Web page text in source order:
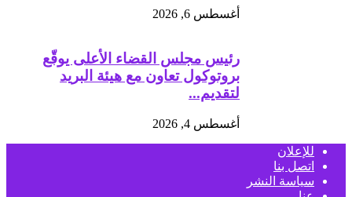
أغسطس 6, 2026
رئيس مجلس القضاء الأعلى يوقّع
بروتوكول تعاون مع هيئة البريد
لتقديم...
أغسطس 4, 2026
للإعلان
اتصل بنا
سياسة النشر